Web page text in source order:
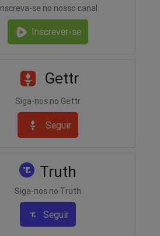
Inscreva-se no nosso canal
Inscrever-se
Gettr
Siga-nos no Gettr
Seguir
Truth
Siga-nos no Truth
Seguir